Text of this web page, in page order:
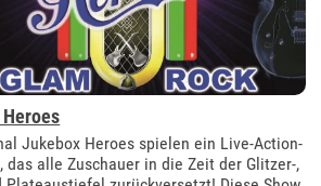
Jukebox Heroes spielen ein Live-Action-
das alle Zuschauer in die Zeit der Glitzer-,